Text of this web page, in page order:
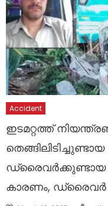
Accident
ഇടമറ്റത്ത്
കാരണം, ഡ്രൈവർ